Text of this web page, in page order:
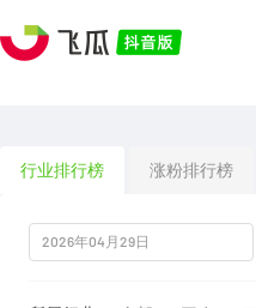
行业排行榜 涨粉排行榜